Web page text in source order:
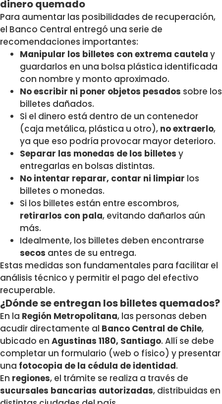
dinero quemado
Para aumentar las posibilidades de recuperación,
el Banco Central entregó una serie de
recomendaciones importantes:
Manipular los billetes con extrema cautela y
guardarlos en una bolsa plástica identificada
con nombre y monto aproximado.
No escribir ni poner objetos pesados sobre los
billetes dañados.
Si el dinero está dentro de un contenedor
(caja metálica, plástica u otro), no extraerlo,
ya que eso podría provocar mayor deterioro.
Separar las monedas de los billetes y
entregarlas en bolsas distintas.
No intentar reparar, contar ni limpiar los
billetes o monedas.
Si los billetes están entre escombros,
retirarlos con pala, evitando dañarlos aún
más.
Idealmente, los billetes deben encontrarse
secos antes de su entrega.
Estas medidas son fundamentales para facilitar el
análisis técnico y permitir el pago del efectivo
recuperable.
¿Dónde se entregan los billetes quemados?
En la Región Metropolitana, las personas deben
acudir directamente al Banco Central de Chile,
ubicado en Agustinas 1180, Santiago. Allí se debe
completar un formulario (web o físico) y presentar
una fotocopia de la cédula de identidad.
En regiones, el trámite se realiza a través de
sucursales bancarias autorizadas, distribuidas en